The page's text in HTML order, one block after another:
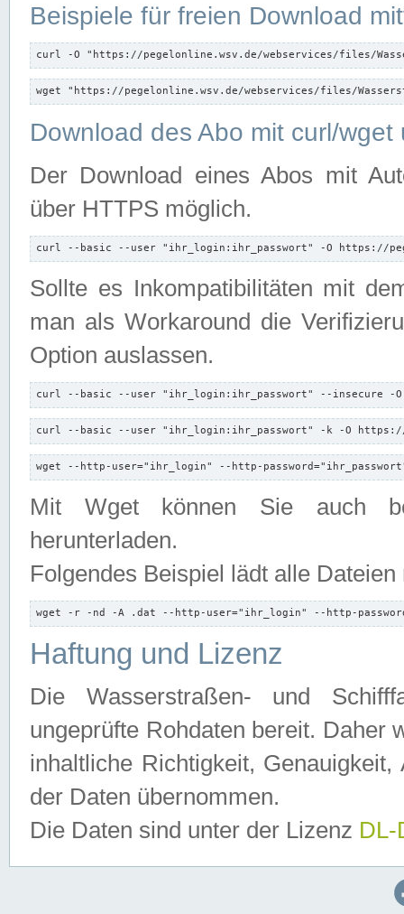
Beispiele für freien Download
curl -O "https://pegelonline.wsv.de/webservices/files/
wget "https://pegelonline.wsv.de/webservices/files/
Download des Abo mit curl/
Der Download eines Abos mit
über HTTPS möglich.
curl --basic --user "ihr_login:ihr_passwort" -O https://
Sollte es Inkompatibilitäten mit
man als Workaround die
Option auslassen.
curl --basic --user "ihr_login:ihr_passwort" --insecure -
curl --basic --user "ihr_login:ihr_passwort" -k -O
wget --http-user="ihr_login" --http-
Mit Wget können Sie auch
herunterladen.
Folgendes Beispiel lädt alle
wget -r -nd -A .dat --http-user="ihr_login" --http-
Haftung und Lizenz
Die Wasserstraßen- und
ungeprüfte Rohdaten bereit. Daher
inhaltliche Richtigkeit,
der Daten übernommen.
Die Daten sind unter der Lizenz